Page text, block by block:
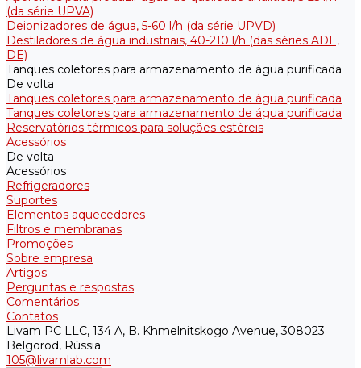
(da série UPVA)
Deionizadores de água, 5-60 l/h (da série UPVD)
Destiladores de água industriais, 40-210 l/h (das séries ADE,
DE)
Tanques coletores para armazenamento de água purificada
De volta
Tanques coletores para armazenamento de água purificada
Tanques coletores para armazenamento de água purificada
Reservatórios térmicos para soluções estéreis
Acessórios
De volta
Acessórios
Refrigeradores
Suportes
Elementos aquecedores
Filtros e membranas
Promoções
Sobre empresa
Artigos
Perguntas e respostas
Comentários
Contatos
Livam PC LLC, 134 A, B. Khmelnitskogo Avenue, 308023
Belgorod, Rússia
105@livamlab.com